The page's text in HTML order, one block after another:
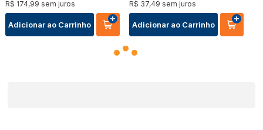
R$ 174,99 sem juros
Adicionar ao Carrinho
R$ 37,49 sem juros
Adicionar ao Carrinho